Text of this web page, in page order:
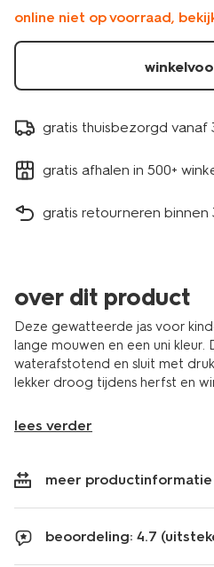
online niet op voorraad,
gratis thuisbezorgd vanaf
gratis afhalen in 500+
gratis retourneren binnen
over dit product
Deze gewatteerde jas voor
lange mouwen en een uni
waterafstotend en sluit met
lekker droog tijdens herfst en
lees verder
meer productinformatie
beoordeling: 4.7